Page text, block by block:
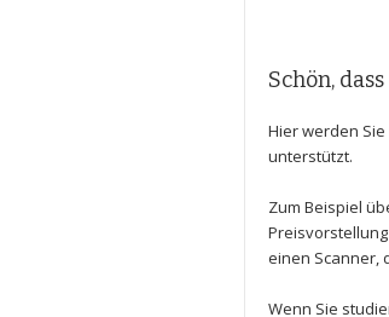
Schön,
Hier werden
unterstützt.
Zum Beispiel
einen Scanner,
Wenn Sie